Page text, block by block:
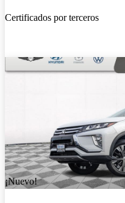
Certificados por terceros
¡Nuevo!